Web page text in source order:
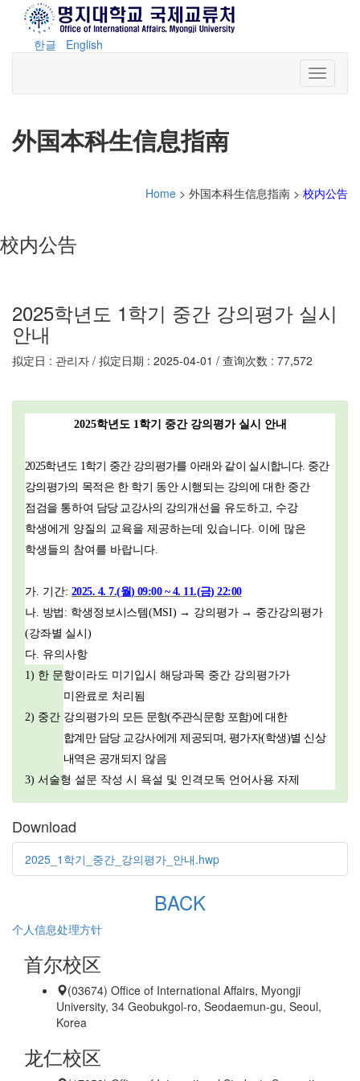
한글
English
Toggle
外国本科生信息指南
Home > 外国本科生信息指南 > 校内公告
校内公告
2025학년도 1학기 중간 강의평가 실시
안내
拟定日 : 관리자 / 拟定日期 : 2025-04-01 / 查询次数 : 77,572
2025학년도 1학기 중간 강의평가 실시 안내
2025학년도 1학기 중간 강의평가를 아래와 같이 실시합니다. 중간
강의평가의 목적은 한 학기 동안 시행되는 강의에 대한 중간
점검을 통하여 담당 교강사의 강의개선을 유도하고, 수강
학생에게 양질의 교육을 제공하는데 있습니다. 이에 많은
학생들의 참여를 바랍니다.
가. 기간: 2025. 4. 7.(월) 09:00 ~ 4. 11.(금) 22:00
나. 방법 : 학생정보시스템(MSI) → 강의평가 → 중간강의평가
(강좌별 실시)
다. 유의사항
1) 한 문항이라도 미기입시 해당과목 중간 강의평가가
미완료로 처리됨
2) 중간 강의평가의 모든 문항(주관식문항 포함)에 대한
합계만 담당 교강사에게 제공되며 ,평가자(학생)별 신상
내역은 공개되지 않음
3) 서술형 설문 작성 시 욕설 및 인격모독 언어사용 자제
Download
2025_1학기_중간_강의평가_안내.hwp
BACK
个人信息处理方针
首尔校区
(03674) Office of International Affairs, Myongji
University, 34 Geobukgol-ro, Seodaemun-gu, Seoul,
Korea
龙仁校区